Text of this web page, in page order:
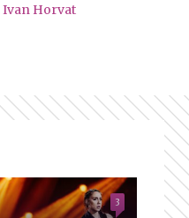
Ivan Horvat
3